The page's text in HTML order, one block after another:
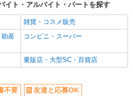
イト・アルバイト・パートを探す
雑貨・コスメ販売
助産
コンビニ・スーパー
量販店・大型SC・百貨店
不要
友達と応募OK